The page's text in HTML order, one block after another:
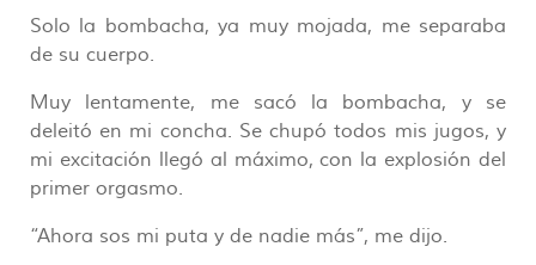
Solo la bombacha, ya muy mojada, me separaba
de su cuerpo.
Muy lentamente, me sacó la bombacha, y se
deleitó en mi concha. Se chupó todos mis jugos, y
mi excitación llegó al máximo, con la explosión del
primer orgasmo.
“Ahora sos mi puta y de nadie más”, me dijo.